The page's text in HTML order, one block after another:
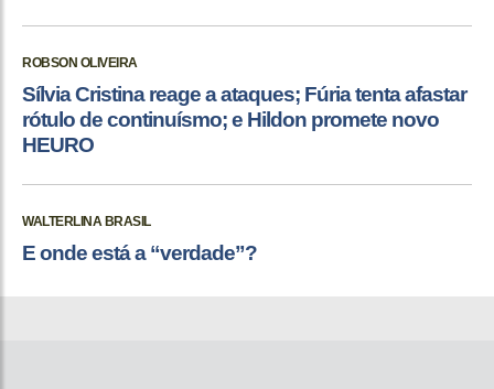
ROBSON OLIVEIRA
Sílvia Cristina reage a ataques; Fúria tenta afastar
rótulo de continuísmo; e Hildon promete novo
HEURO
WALTERLINA BRASIL
E onde está a “verdade”?